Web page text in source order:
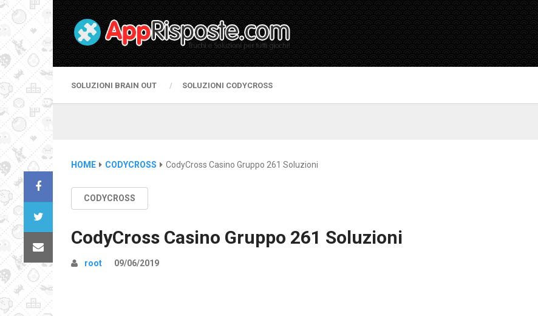
SOLUZIONI BRAIN OUT SOLUZIONI CODYCROSS
HOME CODYCROSS CodyCross Casino Gruppo 261 Soluzioni
CODYCROSS
CodyCross Casino Gruppo 261 Soluzioni
root 09/06/2019